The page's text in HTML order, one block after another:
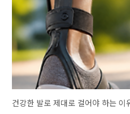
서 좋아”라고 말하니까요. 그런데 성장기 어
꼭 장점만은 아닙니다. 어른에게는 편안한
과 안정성을 흐..
건강한 발로 제대로 걸어야 하는 이